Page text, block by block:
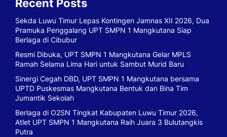
Recent Posts
Sekda Luwu Timur Lepas Kontingen Jamnas XII 2026, Dua
Pramuka Penggalang UPT SMPN 1 Mangkutana Siap
Berlaga di Cibubur
Resmi Dibuka, UPT SMPN 1 Mangkutana Gelar MPLS
Ramah Selama Lima Hari untuk Sambut Murid Baru
Sinergi Cegah DBD, UPT SMPN 1 Mangkutana bersama
UPTD Puskesmas Mangkutana Bentuk dan Bina Tim
Jumantik Sekolah
Berlaga di O2SN Tingkat Kabupaten Luwu Timur 2026,
Atlet UPT SMPN 1 Mangkutana Raih Juara 3 Bulutangkis
Putra